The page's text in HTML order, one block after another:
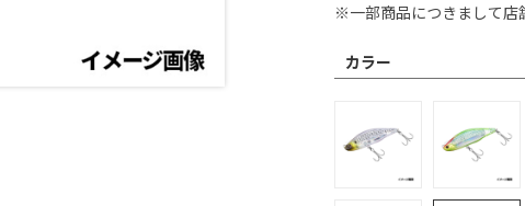
※一部商品につきまして店
カラー